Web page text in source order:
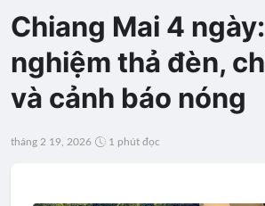
Chiang Mai 4
nghiệm thả đèn,
và cảnh báo nóng
tháng 2 19, 2026 1 phút đọc